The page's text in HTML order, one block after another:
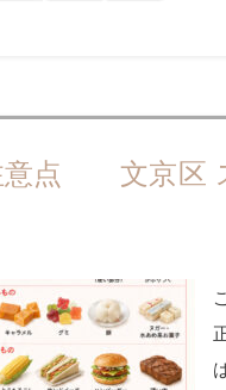
意点 文京区